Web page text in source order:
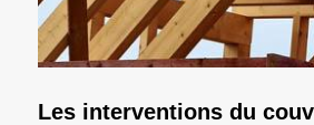
Les interventions du